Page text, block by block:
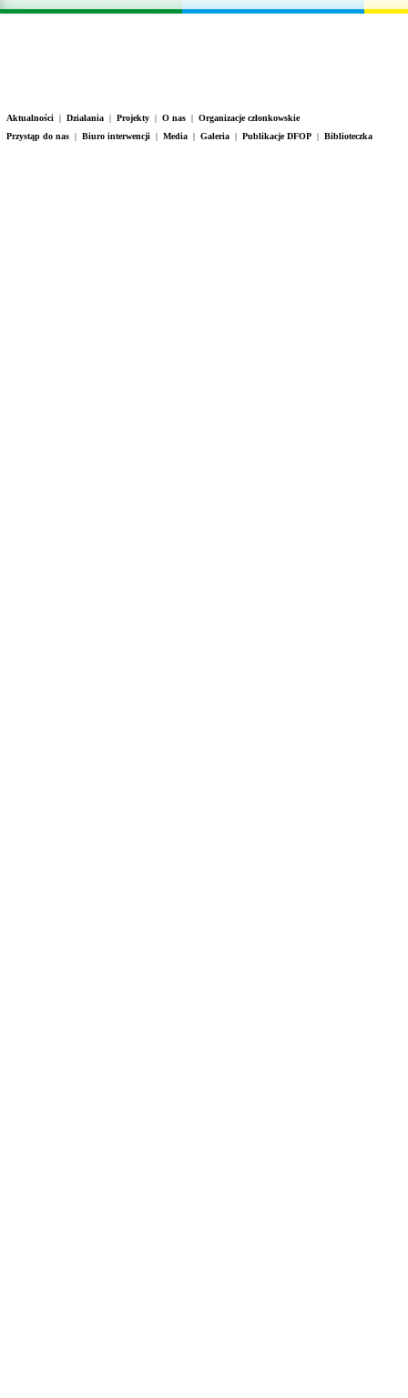
Aktualności | Działania | Projekty | O nas | Organizacje członkowskie
Przystąp do nas | Biuro interwencji | Media | Galeria | Publikacje DFOP | Biblioteczka